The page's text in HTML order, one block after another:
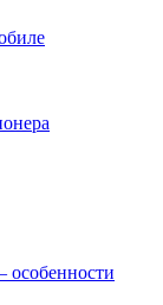
особенности